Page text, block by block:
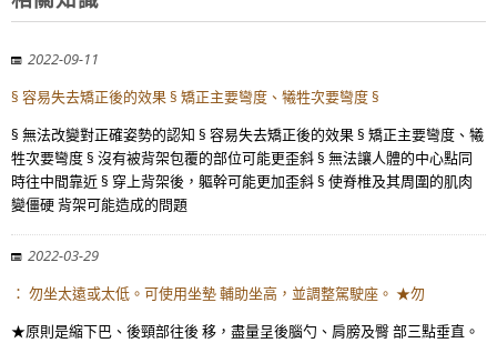
2022-09-11
§ 容易失去矯正後的效果 § 矯正主要彎度、犧牲次要彎度 §
§ 無法改變對正確姿勢的認知 § 容易失去矯正後的效果 § 矯正主要彎度、犧
牲次要彎度 § 沒有被背架包覆的部位可能更歪斜 § 無法讓人體的中心點同
時往中間靠近 § 穿上背架後，軀幹可能更加歪斜 § 使脊椎及其周圍的肌肉
變僵硬 背架可能造成的問題
2022-03-29
： 勿坐太遠或太低。可使用坐墊 輔助坐高，並調整駕駛座。 ★勿
★原則是縮下巴、後頸部往後 移，盡量呈後腦勺、肩膀及臀 部三點垂直。